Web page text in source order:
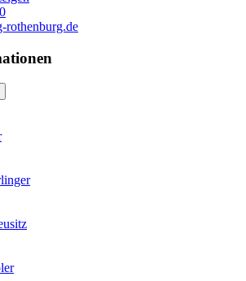
rothenburg.de